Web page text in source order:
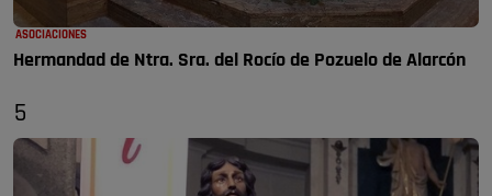
ASOCIACIONES
Hermandad de Ntra. Sra. del Rocío de Pozuelo de Alarcón
5